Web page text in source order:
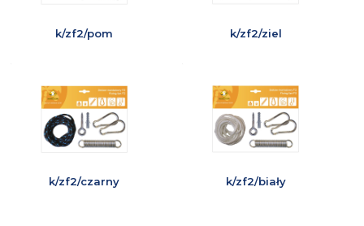
k/zf2/pom k/zf2/ziel
k/zf2/czarny k/zf2/biały